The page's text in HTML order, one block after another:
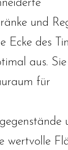
und
Ecke des
aus. Sie
für
wertvolle